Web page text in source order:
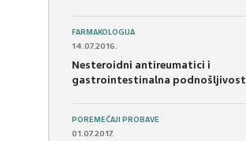
FARMAKOLOGIJA
14.07.2016.
Nesteroidni antireumatici i
gastrointestinalna podnošljivost
POREMEĆAJI PROBAVE
01.07.2017.